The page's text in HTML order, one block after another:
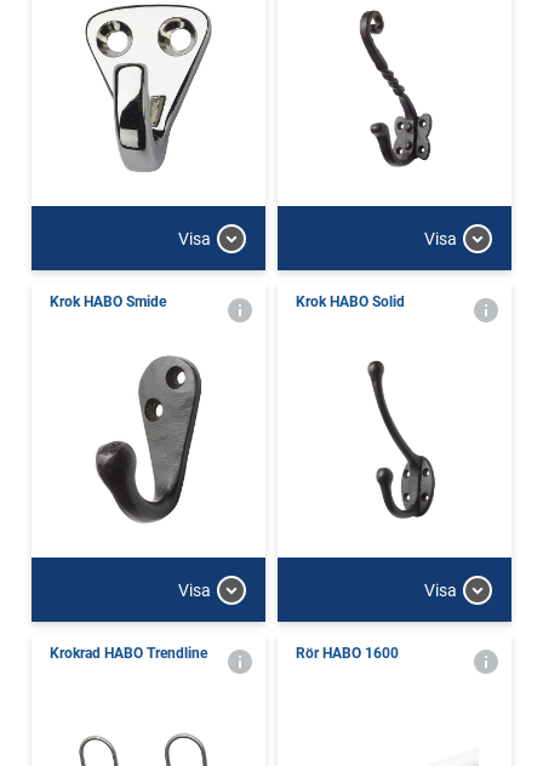
Visa Visa
Krok HABO Smide
Visa
Krok HABO Solid
Visa
Krokrad HABO Trendline Rör HABO 1600